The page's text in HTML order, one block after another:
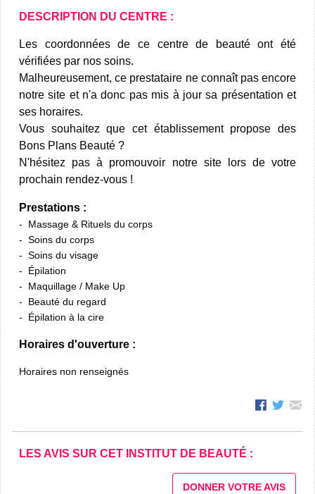
DESCRIPTION DU CENTRE :
Les coordonnées de ce centre de beauté ont été
vérifiées par nos soins.
Malheureusement, ce prestataire ne connaît pas encore
notre site et n'a donc pas mis à jour sa présentation et
ses horaires.
Vous souhaitez que cet établissement propose des
Bons Plans Beauté ?
N'hésitez pas à promouvoir notre site lors de votre
prochain rendez-vous !
Prestations :
Massage & Rituels du corps
Soins du corps
Soins du visage
Épilation
Maquillage / Make Up
Beauté du regard
Épilation à la cire
Horaires d'ouverture :
Horaires non renseignés
LES AVIS SUR CET INSTITUT DE BEAUTÉ :
DONNER VOTRE AVIS